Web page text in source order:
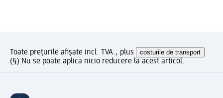
Toate prețurile afișate incl. TVA., plus costurile de transport
(§) Nu se poate aplica nicio reducere la acest articol.